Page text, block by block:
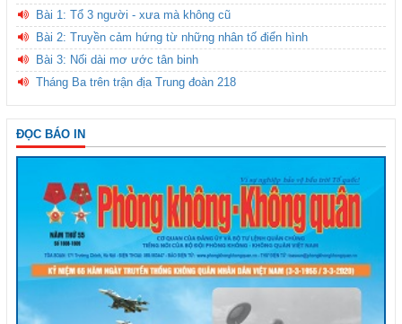
Bài 1: Tổ 3 người - xưa mà không cũ
Bài 2: Truyền cảm hứng từ những nhân tố điển hình
Bài 3: Nối dài mơ ước tân binh
Tháng Ba trên trận địa Trung đoàn 218
ĐỌC BÁO IN